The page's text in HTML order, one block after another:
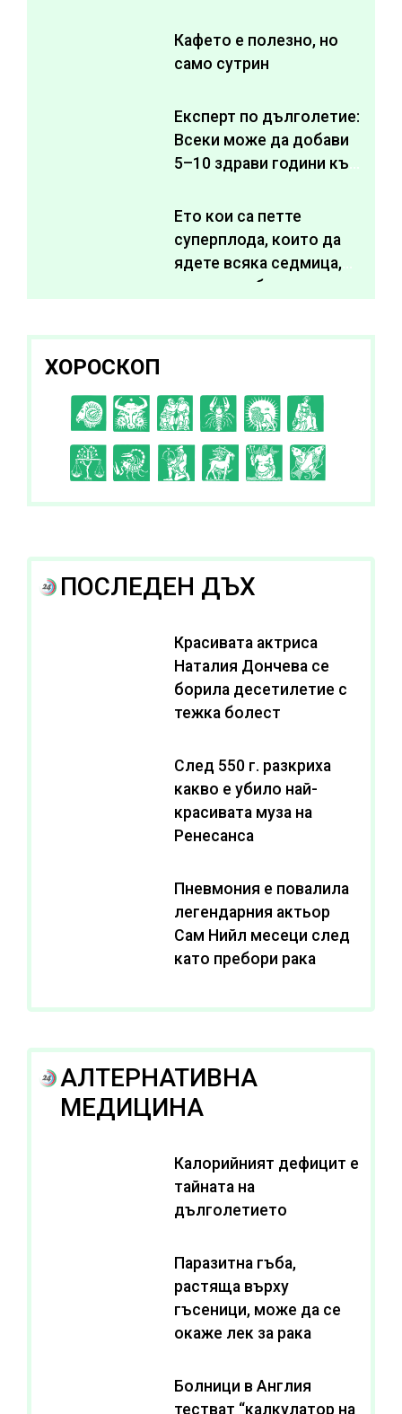
Кафето е полезно, но
само сутрин
Експерт по дълголетие:
Всеки може да добави
5–10 здрави години към
Ето кои са петте
суперплода, които да
ядете всяка седмица,
за да подобрите
ХОРОСКОП
C D EFGH
I J K L A B
ПОСЛЕДЕН ДЪХ
Красивата актриса
Наталия Дончева се
борила десетилетие с
тежка болест
След 550 г. разкриха
какво е убило най-
красивата муза на
Ренесанса
Пневмония е повалила
легендарния актьор
Сам Нийл месеци след
като пребори рака
АЛТЕРНАТИВНА
МЕДИЦИНА
Калорийният дефицит е
тайната на
дълголетието
Паразитна гъба,
растяща върху
гъсеници, може да се
окаже лек за рака
Болници в Англия
тестват “калкулатор на